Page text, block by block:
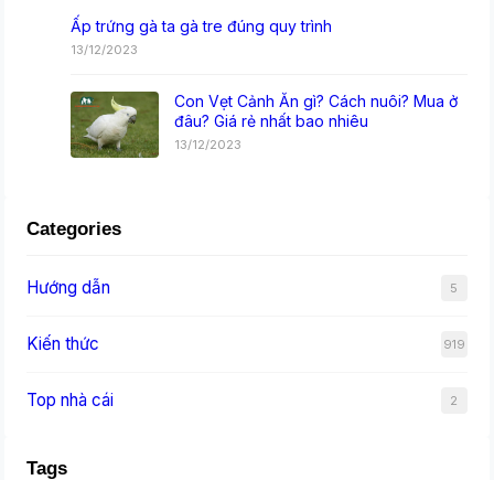
Ấp trứng gà ta gà tre đúng quy trình
13/12/2023
Con Vẹt Cảnh Ăn gì? Cách nuôi? Mua ở
đâu? Giá rẻ nhất bao nhiêu
13/12/2023
Categories
Hướng dẫn 5
Kiến thức 919
Top nhà cái 2
Tags